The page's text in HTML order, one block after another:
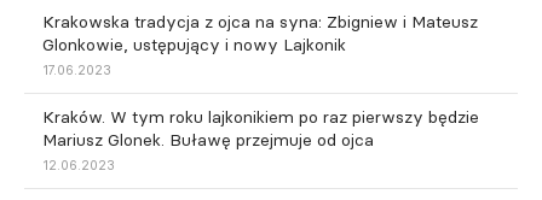
Krakowska tradycja z ojca na syna: Zbigniew i Mateusz
Glonkowie, ustępujący i nowy Lajkonik
17.06.2023
Kraków. W tym roku lajkonikiem po raz pierwszy będzie
Mariusz Glonek. Buławę przejmuje od ojca
12.06.2023